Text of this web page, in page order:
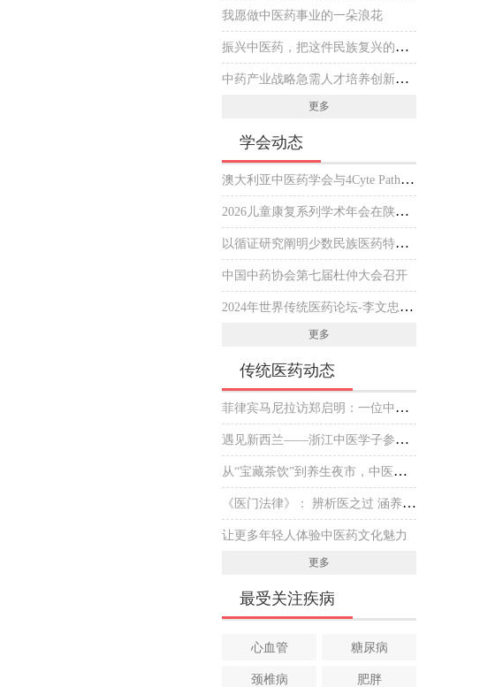
我愿做中医药事业的一朵浪花
振兴中医药，把这件民族复兴的大事做好
中药产业战略急需人才培养创新实践
更多
学会动态
澳大利亚中医药学会与4Cyte Pathology在悉尼签署合作备忘录推动中医临床与现代病理检测协作 开启澳大利亚中医专业发展新篇章
2026儿童康复系列学术年会在陕西西安举行
以循证研究阐明少数民族医药特色优势
中国中药协会第七届杜仲大会召开
2024年世界传统医药论坛-李文忠海外中医传播杰出贡献奖 获奖人员公示
更多
传统医药动态
菲律宾马尼拉访郑启明：一位中医师的“下南洋”新传
遇见新西兰——浙江中医学子参加毛利文化交流会
从“宝藏茶饮”到养生夜市，中医药掌握了什么“出圈密码”？
《医门法律》： 辨析医之过 涵养医之德
让更多年轻人体验中医药文化魅力
更多
最受关注疾病
心血管 糖尿病
颈椎病 肥胖